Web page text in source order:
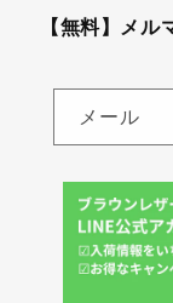
【無料】メ
メール